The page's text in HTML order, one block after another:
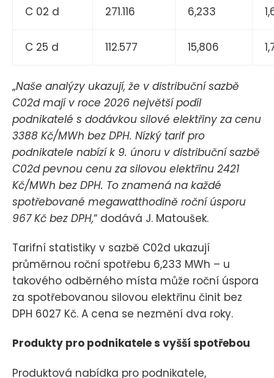
C 02 d 271.116 6,233
C 25 d 112.577 15,806
„Naše analýzy ukazují, že v distribuční sazbě
C02d mají v roce 2026 největší podíl
podnikatelé s dodávkou silové elektřiny za cenu
3388 Kč/MWh bez DPH. Nízký tarif pro
podnikatele nabízí k 9. únoru v distribuční sazbě
C02d pevnou cenu za silovou elektřinu 2421
Kč/MWh bez DPH. To znamená na každé
spotřebované megawatthodině roční úsporu
967 Kč bez DPH,“ dodává J. Matoušek.
Tarifní statistiky v sazbě C02d ukazují
průměrnou roční spotřebu 6,233 MWh – u
takového odběrného místa může roční úspora
za spotřebovanou silovou elektřinu činit bez
DPH 6027 Kč. A cena se nezmění dva roky.
Produkty pro podnikatele s vyšší spotřebou
Produktová nabídka pro podnikatele,